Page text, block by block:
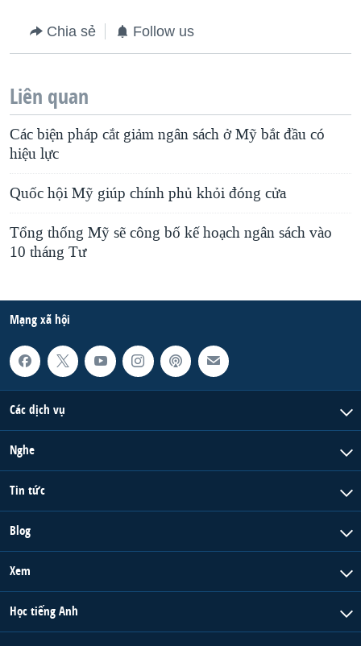
Chia sẻ Follow us
Liên quan
Các biện pháp cắt giảm ngân sách ở Mỹ bắt đầu có
hiệu lực
Quốc hội Mỹ giúp chính phủ khỏi đóng cửa
Tổng thống Mỹ sẽ công bố kế hoạch ngân sách vào
10 tháng Tư
Mạng xã hội
Các dịch vụ
Nghe
Tin tức
Blog
Xem
Học tiếng Anh